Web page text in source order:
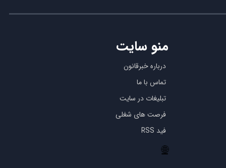
درباره خبرقانون
تماس با ما
تبلیغات در سایت
فرصت های شغلی
فید RSS
منو سایت
🌐